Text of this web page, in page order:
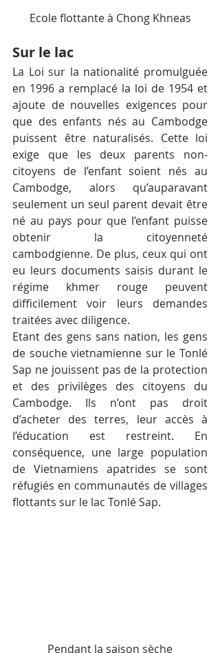
Ecole flottante à Chong Khneas
Sur le lac
La Loi sur la nationalité promulguée
en 1996 a remplacé la loi de 1954 et
ajoute de nouvelles exigences pour
que des enfants nés au Cambodge
puissent être naturalisés. Cette loi
exige que les deux parents non-
citoyens de l’enfant soient nés au
Cambodge, alors qu’auparavant
seulement un seul parent devait être
né au pays pour que l’enfant puisse
obtenir la citoyenneté
cambodgienne. De plus, ceux qui ont
eu leurs documents saisis durant le
régime khmer rouge peuvent
difficilement voir leurs demandes
traitées avec diligence.
Etant des gens sans nation, les gens
de souche vietnamienne sur le Tonlé
Sap ne jouissent pas de la protection
et des privilèges des citoyens du
Cambodge. Ils n’ont pas droit
d’acheter des terres, leur accès à
l’éducation est restreint. En
conséquence, une large population
de Vietnamiens apatrides se sont
réfugiés en communautés de villages
flottants sur le lac Tonlé Sap.
Pendant la saison sèche